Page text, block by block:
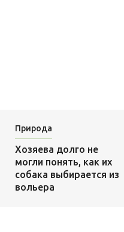
Природа
Хозяева долго не
могли понять, как их
собака выбирается из
вольера